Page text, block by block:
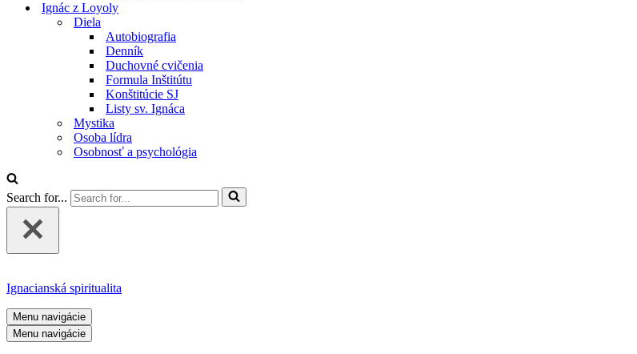
Ignác z Loyoly
Diela
Autobiografia
Denník
Duchovné cvičenia
Formula Inštitútu
Konštitúcie SJ
Listy sv. Ignáca
Mystika
Osoba lídra
Osobnosť a psychológia
Search for...
Ignacianská spiritualita
Menu navigácie
Menu navigácie